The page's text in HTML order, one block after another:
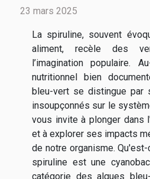
23 mars 2025
La spiruline, souvent
aliment, recèle des
l’imagination populaire.
nutritionnel bien
bleu-vert se distingue par
insoupçonnés sur le
vous invite à plonger dans
et à explorer ses impacts
de notre organisme.
spiruline est une
catégorie des algues